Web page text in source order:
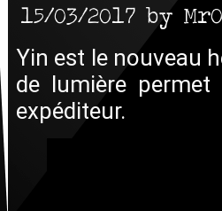
15/03/2017 by
Yin est le nouveau
de lumière
expéditeur.